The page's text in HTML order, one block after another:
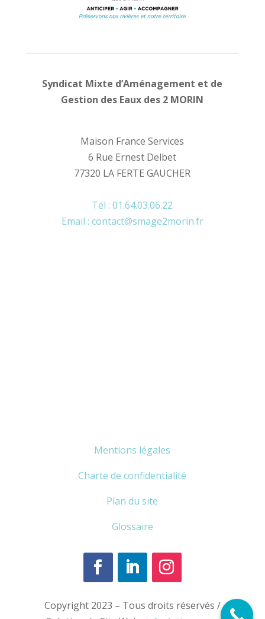
Syndicat Mixte d’Aménagement et de
Gestion des Eaux des 2 MORIN
Maison France Services
6 Rue Ernest Delbet
77320 LA FERTE GAUCHER
Tel : 01.64.03.06.22
Email : contact@smage2morin.fr
Mentions légales
Charte de confidentialité
Plan du site
Glossaire
Copyright 2023 – Tous droits réservés /